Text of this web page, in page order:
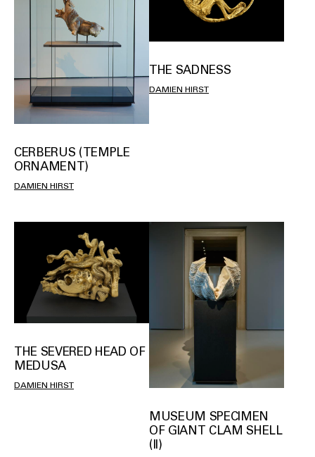
CERBERUS (TEMPLE
ORNAMENT)
DAMIEN HIRST
THE SADNESS
DAMIEN HIRST
THE SEVERED HEAD OF
MEDUSA
DAMIEN HIRST
MUSEUM SPECIMEN
OF GIANT CLAM SHELL
(II)